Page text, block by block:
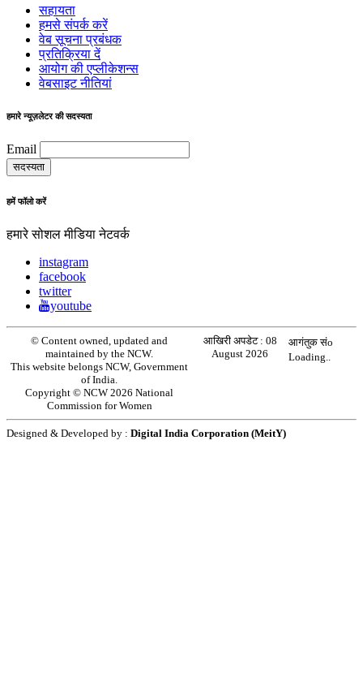
सहायता
हमसे संपर्क करें
वेब सूचना प्रबंधक
प्रतिक्रिया दें
आयोग की एप्लीकेशन्स
वेबसाइट नीतियां
हमारे न्यूज़लेटर की सदस्यता
Email
हमें फॉलो करें
हमारे सोशल मीडिया नेटवर्क
instagram
facebook
twitter
youtube
© Content owned, updated and
maintained by the NCW.
This website belongs NCW, Government
of India.
Copyright © NCW 2026 National
Commission for Women
आखिरी अपडेट : 08
August 2026
आगंतुक संo
Loading..
Designed & Developed by : Digital India Corporation (MeitY)